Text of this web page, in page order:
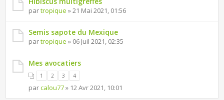
partropique » 21 Mai 2021, 01:56
Semis sapote du Mexique
partropique » 06 Juil 2021, 02:35
Mes avocatiers
1 2 3 4
parcalou77» 12 Avr 2021, 10:01